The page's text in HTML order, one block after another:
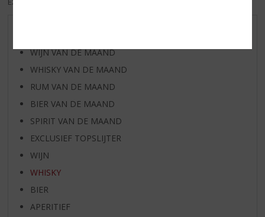
WIJN VAN DE MAAND
WHISKY VAN DE MAAND
RUM VAN DE MAAND
BIER VAN DE MAAND
SPIRIT VAN DE MAAND
EXCLUSIEF TOPSLIJTER
WIJN
WHISKY
BIER
APERITIEF